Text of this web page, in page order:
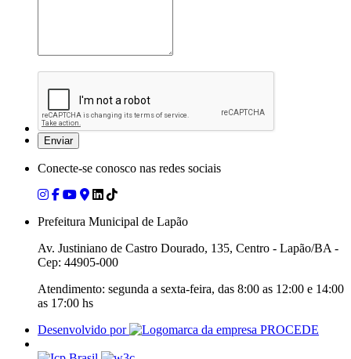
Conecte-se conosco nas redes sociais
Prefeitura Municipal de Lapão
Av. Justiniano de Castro Dourado, 135, Centro - Lapão/BA -
Cep: 44905-000
Atendimento: segunda a sexta-feira, das 8:00 as 12:00 e 14:00
as 17:00 hs
Desenvolvido por